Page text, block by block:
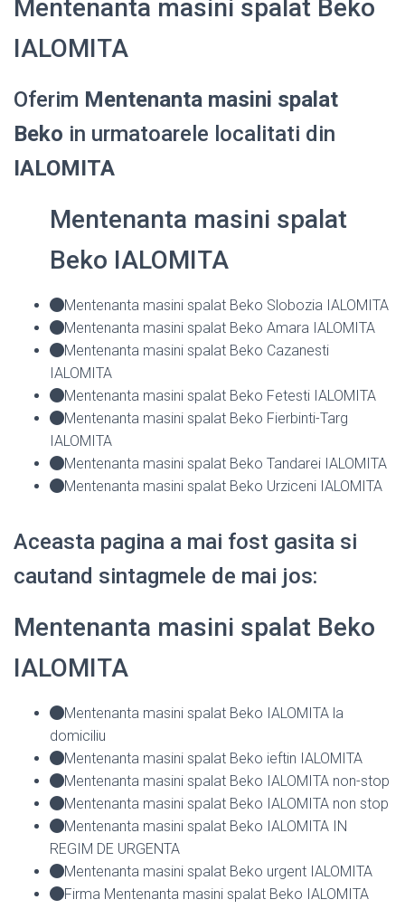
Mentenanta masini spalat Beko
IALOMITA
Oferim Mentenanta masini spalat
Beko in urmatoarele localitati din
IALOMITA
Mentenanta masini spalat
Beko IALOMITA
Mentenanta masini spalat Beko Slobozia IALOMITA
Mentenanta masini spalat Beko Amara IALOMITA
Mentenanta masini spalat Beko Cazanesti
IALOMITA
Mentenanta masini spalat Beko Fetesti IALOMITA
Mentenanta masini spalat Beko Fierbinti-Targ
IALOMITA
Mentenanta masini spalat Beko Tandarei IALOMITA
Mentenanta masini spalat Beko Urziceni IALOMITA
Aceasta pagina a mai fost gasita si
cautand sintagmele de mai jos:
Mentenanta masini spalat Beko
IALOMITA
Mentenanta masini spalat Beko IALOMITA la
domiciliu
Mentenanta masini spalat Beko ieftin IALOMITA
Mentenanta masini spalat Beko IALOMITA non-stop
Mentenanta masini spalat Beko IALOMITA non stop
Mentenanta masini spalat Beko IALOMITA IN
REGIM DE URGENTA
Mentenanta masini spalat Beko urgent IALOMITA
Firma Mentenanta masini spalat Beko IALOMITA